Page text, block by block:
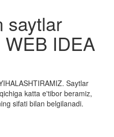
saytlar
WEB IDEA
Saytlar
katta e'tibor beramiz,
sifati bilan belgilanadi.